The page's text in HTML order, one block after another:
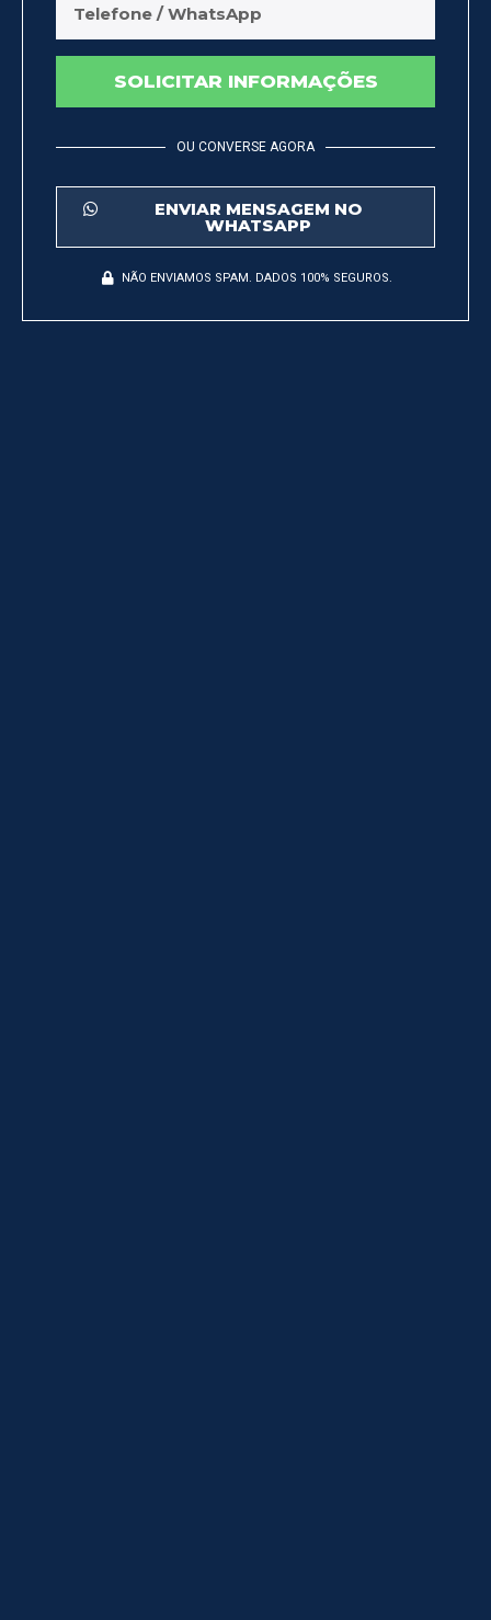
SOLICITAR INFORMAÇÕES
OU CONVERSE AGORA
ENVIAR MENSAGEM NO
WHATSAPP
NÃO ENVIAMOS SPAM. DADOS 100% SEGUROS.